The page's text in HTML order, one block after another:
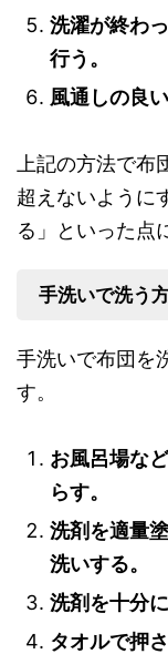
洗濯が終わ
行う。
風通しの良
上記の方法で
超えないように
る」といった点
手洗いで洗う
手洗いで布団を
す。
お風呂場な
らす。
洗剤を適量
洗いする。
洗剤を十分に
タオルで押